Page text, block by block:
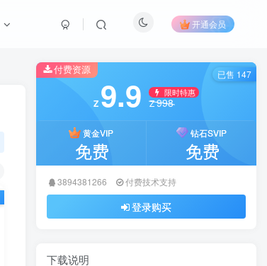
开通会员
付费资源
Z 9.9 限时特惠
Z998
黄金VIP
免费
钻石SVIP
免费
3894381266 付费技术支持
登录购买
已售 147
下载说明